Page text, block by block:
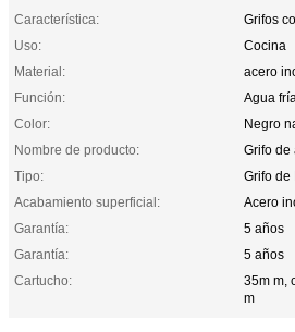
Característica:
Grifos
Uso:
Cocina
Material:
acero
Función:
Agua
Color:
Negro
Nombre de producto:
Grifo de
Tipo:
Grifo de
Acabamiento superficial:
Acero
Garantía:
5 años
Garantía:
5 años
Cartucho:
35m m,
m